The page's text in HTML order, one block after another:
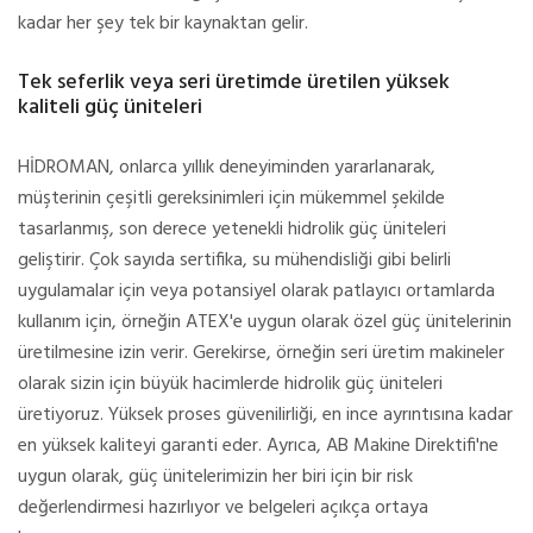
kadar her şey tek bir kaynaktan gelir.
Tek seferlik veya seri üretimde üretilen yüksek
kaliteli güç üniteleri
HİDROMAN, onlarca yıllık deneyiminden yararlanarak,
müşterinin çeşitli gereksinimleri için mükemmel şekilde
tasarlanmış, son derece yetenekli hidrolik güç üniteleri
geliştirir. Çok sayıda sertifika, su mühendisliği gibi belirli
uygulamalar için veya potansiyel olarak patlayıcı ortamlarda
kullanım için, örneğin ATEX'e uygun olarak özel güç ünitelerinin
üretilmesine izin verir. Gerekirse, örneğin seri üretim makineler
olarak sizin için büyük hacimlerde hidrolik güç üniteleri
üretiyoruz. Yüksek proses güvenilirliği, en ince ayrıntısına kadar
en yüksek kaliteyi garanti eder. Ayrıca, AB Makine Direktifi'ne
uygun olarak, güç ünitelerimizin her biri için bir risk
değerlendirmesi hazırlıyor ve belgeleri açıkça ortaya